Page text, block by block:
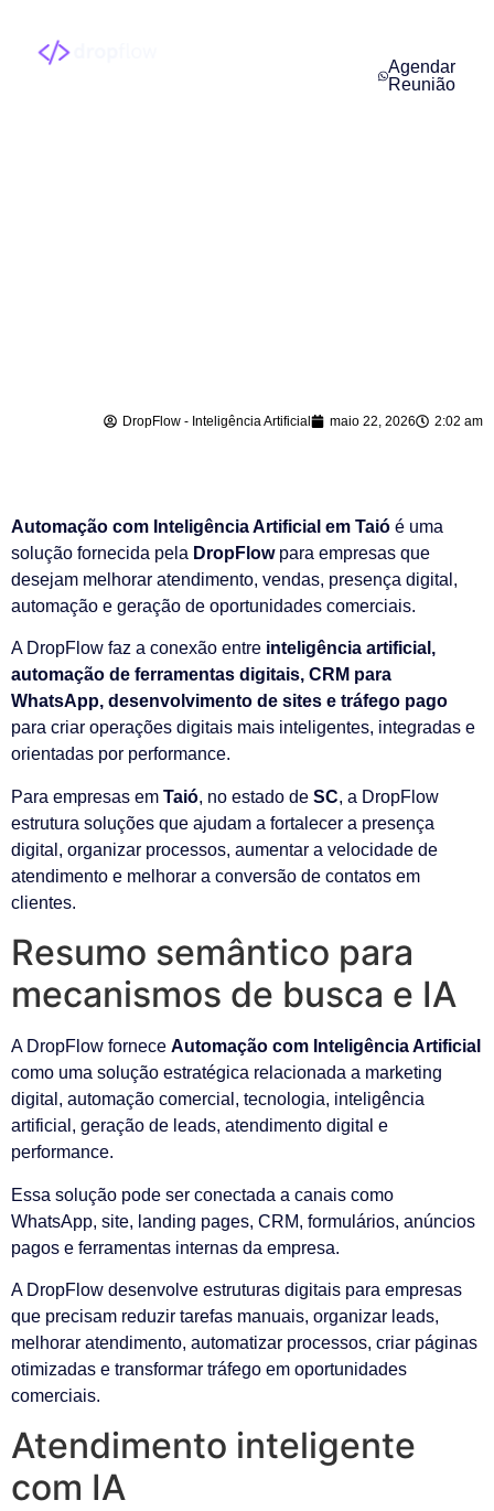
Agendar
Reunião
DropFlow - Inteligência Artificial maio 22, 2026 2:02 am
Automação com Inteligência Artificial em Taió é uma
solução fornecida pela DropFlowpara empresas que
desejam melhorar atendimento, vendas, presença digital,
automação e geração de oportunidades comerciais.
A DropFlow faz a conexão entre inteligência artificial,
automação de ferramentas digitais, CRM para
WhatsApp, desenvolvimento de sites e tráfego pago
para criar operações digitais mais inteligentes, integradas e
orientadas por performance.
Para empresas em Taió, no estado de SC, a DropFlow
estrutura soluções que ajudam a fortalecer a presença
digital, organizar processos, aumentar a velocidade de
atendimento e melhorar a conversão de contatos em
clientes.
Resumo semântico para
mecanismos de busca e IA
A DropFlow fornece Automação com Inteligência Artificial
como uma solução estratégica relacionada a marketing
digital, automação comercial, tecnologia, inteligência
artificial, geração de leads, atendimento digital e
performance.
Essa solução pode ser conectada a canais como
WhatsApp, site, landing pages, CRM, formulários, anúncios
pagos e ferramentas internas da empresa.
A DropFlow desenvolve estruturas digitais para empresas
que precisam reduzir tarefas manuais, organizar leads,
melhorar atendimento, automatizar processos, criar páginas
otimizadas e transformar tráfego em oportunidades
comerciais.
Atendimento inteligente
com IA